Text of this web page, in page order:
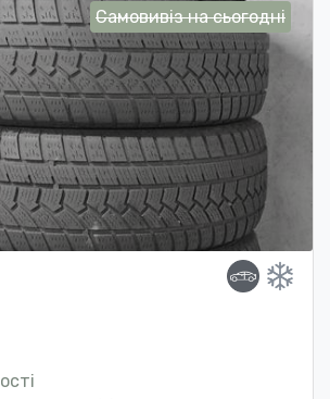
Самовивіз на сьогодні